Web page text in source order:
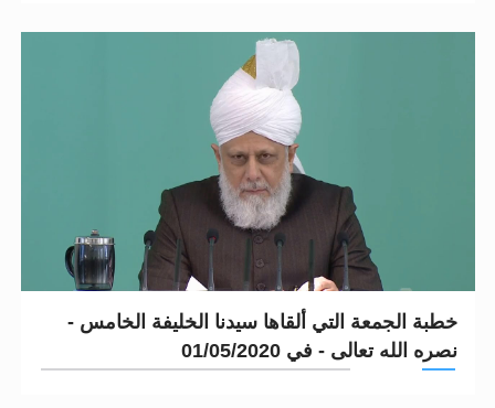
خطبة الجمعة التي ألقاها سيدنا الخليفة الخامس -
نصره الله تعالى - في 01/05/2020